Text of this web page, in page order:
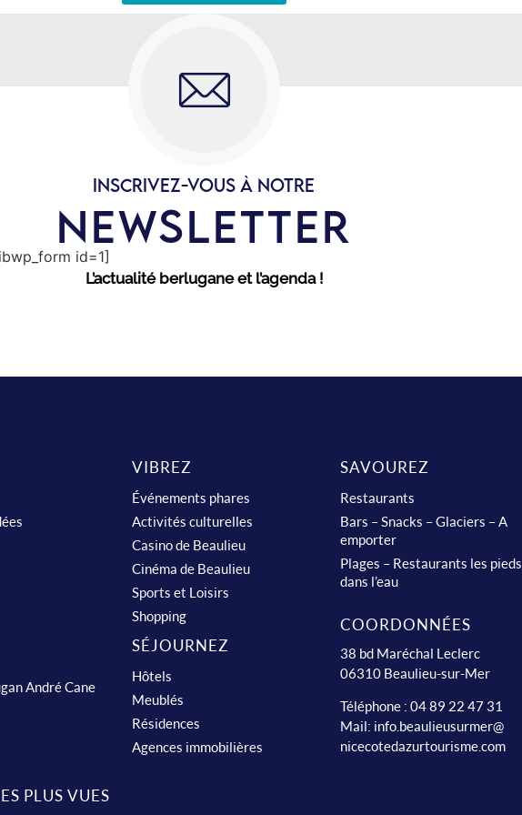
INSCRIVEZ-VOUS À NOTRE
NEWSLETTER
id=1]
L’actualité berlugane et l’agenda !
André Cane
VIBREZ
Événements phares
Activités culturelles
Casino de Beaulieu
Cinéma de Beaulieu
Sports et Loisirs
Shopping
SÉJOURNEZ
Hôtels
Meublés
Résidences
Agences immobilières
SAVOUREZ
Restaurants
Bars – Snacks – Glaciers – A
emporter
Plages – Restaurants les pieds
dans l’eau
COORDONNÉES
38 bd Maréchal Leclerc
06310 Beaulieu-sur-Mer
Téléphone : 04 89 22 47 31
Mail: info.beaulieusurmer@
nicecotedazurtourisme.com
PLUS VUES